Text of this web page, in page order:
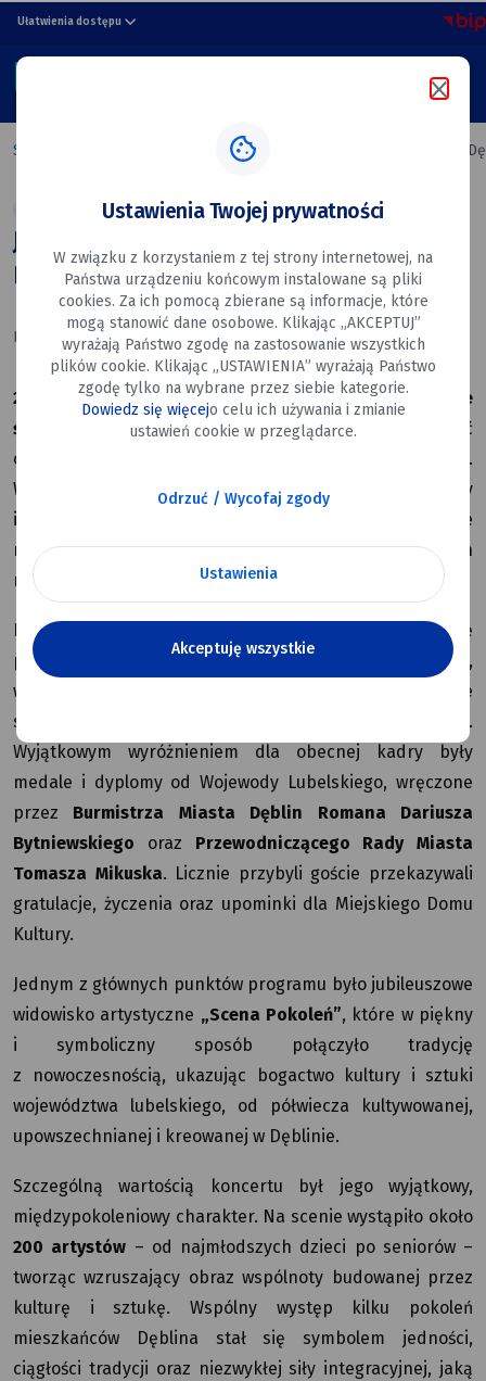
przejdź do nawigacji strony
przejdź do treści strony
przejdź do stopki strony
Jubileusz
50-
lecia
Miejskiego
Kultury
w Dęblinie
Ułatwienia dostępu
MENU
Strona główna Jubileusz 50-lecia Miejskiego Domu Kultury w
Przedstawienia Spotkania Kultura
Jubileusz 50-lecia Miejskiego Domu
Kultury w Dęblinie
Data utworzenia: 02.07.2026
20 czerwca 2026 r. Miejski Dom Kultury w Dęblinie
świętował jubileusz 50-lecia istnienia.
Uroczystość
odbyła się na placu przy MDK, tuż nad brzegiem Wisły.
Wydarzenie miało charakter plenerowy
i ogólnodostępny, aby umożliwić wspólne świętowanie
mieszkańcom Dęblina oraz gościom przybyłym z innych
miejscowości i regionów.
Podczas części oficjalnej przedstawiono historię
powstania i rozwoju instytucji. Obecni pracownicy,
wcześniejsi dyrektorzy placówki oraz przedstawiciele
samorządu lokalnego otrzymali pamiątkowe grawertony.
Wyjątkowym wyróżnieniem dla obecnej kadry były
medale i dyplomy od Wojewody Lubelskiego, wręczone
przez Burmistrza Miasta Dęblin Romana Dariusza
Bytniewskiego oraz Przewodniczącego Rady Miasta
Tomasza Mikuska. Licznie przybyli goście przekazywali
gratulacje, życzenia oraz upominki dla Miejskiego Domu
Kultury.
Jednym z głównych punktów programu było jubileuszowe
widowisko artystyczne „Scena Pokoleń”, które w piękny
i symboliczny sposób połączyło tradycję
z nowoczesnością, ukazując bogactwo kultury i sztuki
województwa lubelskiego, od półwiecza kultywowanej,
upowszechnianej i kreowanej w Dęblinie.
Szczególną wartością koncertu był jego wyjątkowy,
międzypokoleniowy charakter. Na scenie wystąpiło około
200 artystów – od najmłodszych dzieci po seniorów –
tworząc wzruszający obraz wspólnoty budowanej przez
kulturę i sztukę. Wspólny występ kilku pokoleń
mieszkańców Dęblina stał się symbolem jedności,
ciągłości tradycji oraz niezwykłej siły integracyjnej, jaką
Ustawienia Twojej prywatności
W związku z korzystaniem z tej strony internetowej, na
Państwa urządzeniu końcowym instalowane są pliki
cookies. Za ich pomocą zbierane są informacje, które
mogą stanowić dane osobowe. Klikając „AKCEPTUJ”
wyrażają Państwo zgodę na zastosowanie wszystkich
plików cookie. Klikając „USTAWIENIA” wyrażają Państwo
zgodę tylko na wybrane przez siebie kategorie.
Dowiedz się więcejo celu ich używania i zmianie
ustawień cookie w przeglądarce.
Odrzuć / Wycofaj zgody
Ustawienia
Akceptuję wszystkie